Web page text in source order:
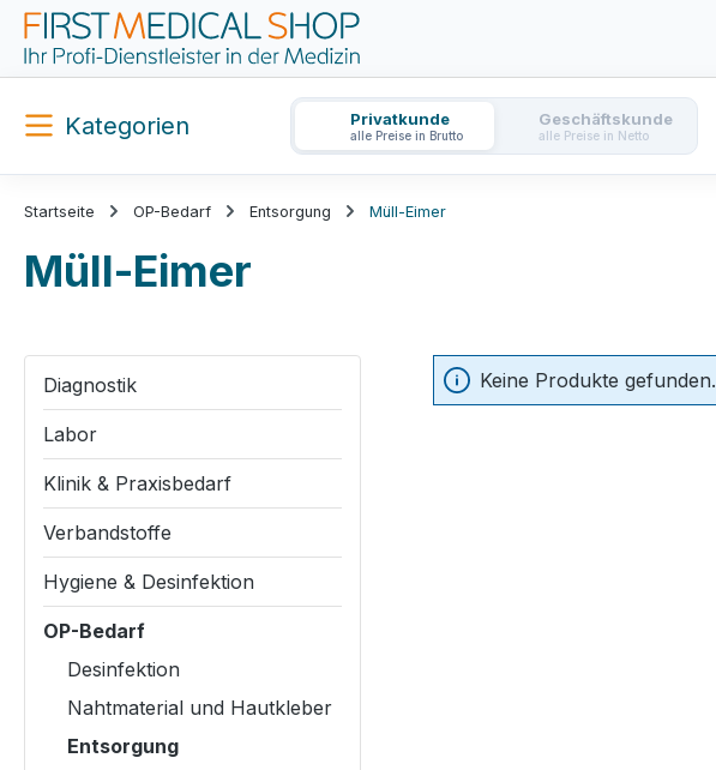
Hauptinhalt springen
Zur Suche springen
Zur Hauptnavigation springen
Kategorien Privatkunde
alle Preise in Brutto
Geschäftskunde
alle Preise in Netto
Startseite OP-Bedarf Entsorgung Müll-Eimer
Müll-Eimer
Diagnostik
Labor
Klinik & Praxisbedarf
Verbandstoffe
Hygiene & Desinfektion
OP-Bedarf
Desinfektion
Nahtmaterial und Hautkleber
Entsorgung
Keine Produkte gefunden.